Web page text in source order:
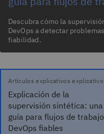
Descubra cómo la
DevOps a detectar
fiabilidad.
Artículos explicativos explicativo
Explicación de la
supervisión sintética: una
guía para flujos de trabajo
DevOps fiables